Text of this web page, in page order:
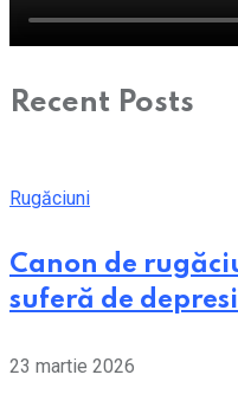
Recent Posts
Rugăciuni
Canon de
suferă de
23 martie 2026